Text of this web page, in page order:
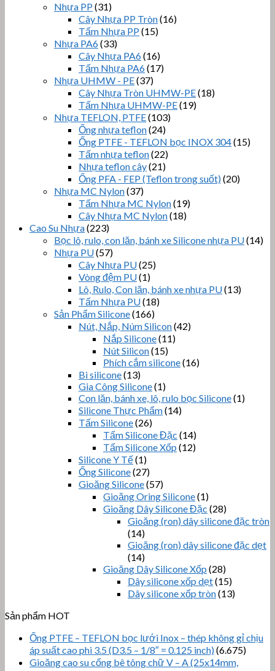
Nhựa PP (31)
Cây Nhựa PP Tròn(16)
Tấm Nhựa PP (15)
Nhựa PA6(33)
Cây Nhựa PA6(16)
Tấm Nhựa PA6(17)
Nhựa UHMW - PE(37)
Cây Nhựa Tròn UHMW-PE(18)
Tấm Nhựa UHMW-PE(19)
Nhựa TEFLON, PTFE(103)
Ống nhựa teflon(24)
Ống PTFE - TEFLON bọc INOX 304(15)
Tấm nhựa teflon(22)
Nhựa teflon cây(21)
Ống PFA - FEP (Teflon trong suốt)(20)
Nhựa MC Nylon(37)
Tấm Nhựa MC Nylon(19)
Cây Nhựa MC Nylon(18)
Cao Su Nhựa(223)
Bọc lô, rulo, con lăn, bánh xe Silicone nhựa PU(14)
Nhựa PU(57)
Cây Nhựa PU(25)
Vòng đệm PU(1)
Lô, Rulo, Con lăn, bánh xe nhựa PU(13)
Tấm Nhựa PU(18)
Sản Phẩm Silicone(166)
Nút, Nắp, Núm Silicon(42)
Nắp Silicone(11)
Nút Silicon(15)
Phích cắm silicone(16)
Bi silicone(13)
Gia Công Silicone(1)
Con lăn, bánh xe, lô, rulo bọc Silicone(1)
Silicone Thực Phẩm(14)
Tấm Silicone(26)
Tấm Silicone Đặc (14)
Tấm Silicone Xốp (12)
Silicone Y Tế(1)
Ống Silicone(27)
Gioăng Silicone(57)
Gioăng Oring Silicone(1)
Gioăng Dây Silicone Đặc (28)
Gioăng (ron) dây silicone đặc tròn
(14)
Gioăng (ron) dây silicone đặc dẹt
(14)
Gioăng Dây Silicone Xốp (28)
Dây silicone xốp dẹt(15)
Dây silicone xốp tròn(13)
Sản phẩm HOT
Ống PTFE – TEFLON bọc lưới Inox – thép không gỉ chịu
áp suất cao phi 3.5 (D3.5 – 1/8″ = 0.125 inch)(6.675)
Gioăng cao su cống bê tông chữ V – A (25x14mm,